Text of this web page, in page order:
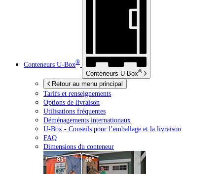
Conteneurs U-Box®
Conteneurs U-Box®
Retour au menu principal
Tarifs et renseignements
Options de livraison
Utilisations fréquentes
Déménagements internationaux
U-Box - Conseils pour l’emballage et la livraison
FAQ
Dimensions du conteneur